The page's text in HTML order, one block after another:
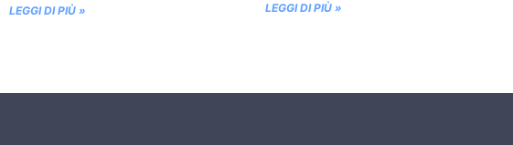
LEGGI DI PIÙ » LEGGI DI PIÙ »